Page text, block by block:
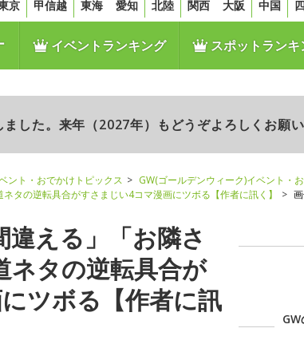
京 甲信越 東海 愛知 北陸 関西 大阪 中国
イベントランキング スポットランキ
した。来年（2027年）もどうぞよろしくお願い
ント・おでかけトピックス
GW(ゴールデンウィーク)イベント・
タの逆転具合がすさまじい4コマ漫画にツボる【作者に訊く】
違える」「お隣さ
ネタの逆転具合が
ツボる【作者に訊